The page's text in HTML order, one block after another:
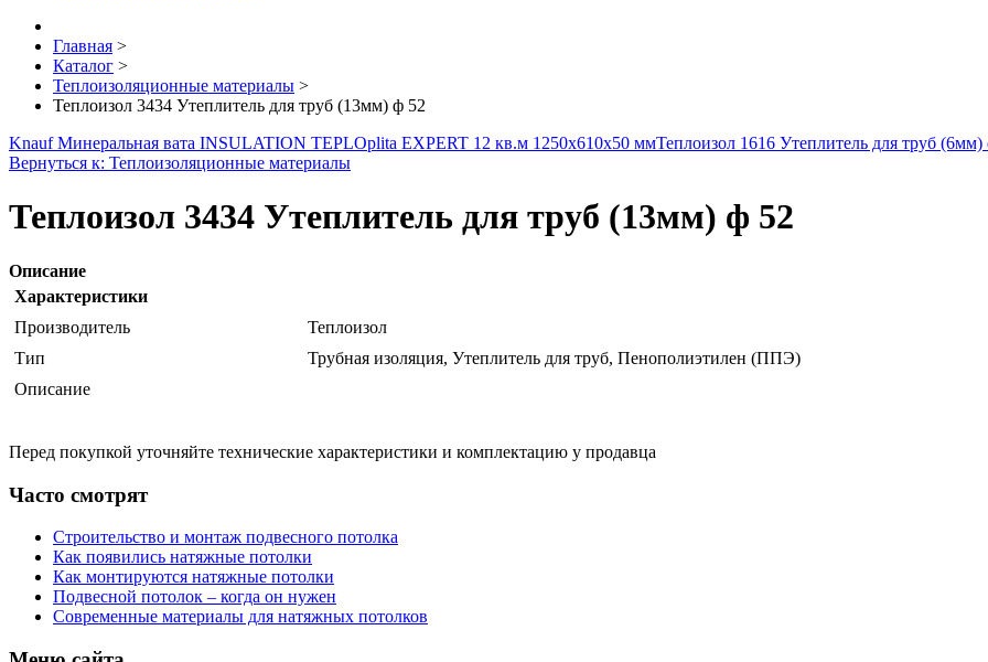
Главная >
Каталог >
Теплоизоляционные материалы >
Теплоизол 3434 Утеплитель для труб (13мм) ф 52
Knauf Минеральная вата INSULATION TEPLOplita EXPERT 12 кв.м 1250x610x50 ммТеплоизол 1616 Утеплитель для труб (6мм)
Вернуться к: Теплоизоляционные материалы
Теплоизол 3434 Утеплитель для труб (13мм) ф 52
Описание
Характеристики
Производитель
Теплоизол
Тип
Трубная изоляция, Утеплитель для труб, Пенополиэтилен (ППЭ)
Описание
Перед покупкой уточняйте технические характеристики и комплектацию у продавца
Часто смотрят
Строительство и монтаж подвесного потолка
Как появились натяжные потолки
Как монтируются натяжные потолки
Подвесной потолок – когда он нужен
Современные материалы для натяжных потолков